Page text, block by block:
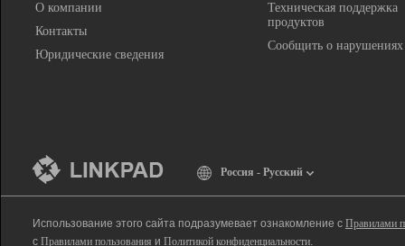
О компании
Контакты
Юридические сведения
Техническая поддержка
продуктов
Сообщить о нарушениях
Россия - Русский
Использование этого сайта подразумевает ознакомление с Правилами
с Правилами пользования и Политикой конфиденциальности.